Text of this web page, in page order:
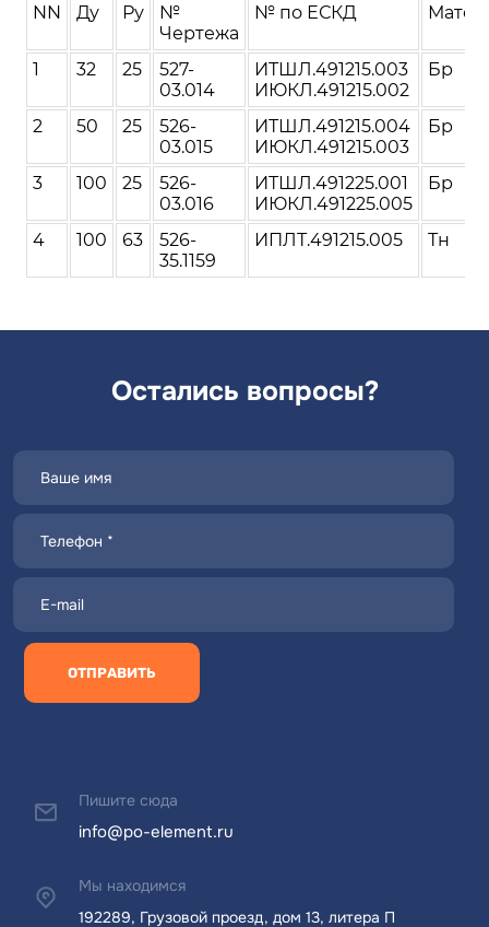
NN Ду Ру
№
Чертежа
№ по ЕСКД
1 32 25
527-
03.014
ИТШЛ.491215.003
ИЮКЛ.491215.002
Бр
2 50 25
526-
03.015
ИТШЛ.491215.004
ИЮКЛ.491215.003
Бр
3 100 25
526-
03.016
ИТШЛ.491225.001
ИЮКЛ.491225.005
Бр
4 100 63
526-
35.1159
ИПЛТ.491215.005 Тн
Остались вопросы?
ОТПРАВИТЬ
Мы находимся
192289, Грузовой проезд, дом 13, литера П
Пишите сюда
info@po-element.ru